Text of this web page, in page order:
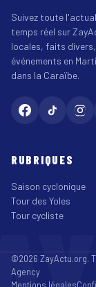
Suivez toute
temps réel sur
locales, faits
événements en
dans la Caraïbe.
RUBRIQUES
Saison cyclonique
Tour des Yoles
Tour cycliste
©2026 ZayActu.org.
Agency